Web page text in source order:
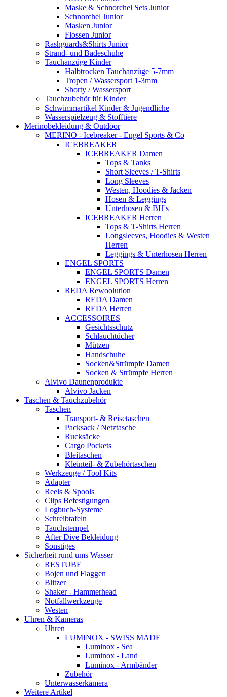
Maske & Schnorchel Sets Junior
Schnorchel Junior
Masken Junior
Flossen Junior
Rashguards&Shirts Junior
Strand- und Badeschuhe
Tauchanzüge Kinder
Halbtrocken Tauchanzüge 5-7mm
Tropen / Wassersport 1-3mm
Shorty / Wassersport
Tauchzubehör für Kinder
Schwimmartikel Kinder & Jugendliche
Wasserspielzeug & Stofftiere
Merinobekleidung & Outdoor
MERINO - Icebreaker - Engel Sports & Co
ICEBREAKER
ICEBREAKER Damen
Tops & Tanks
Short Sleeves / T-Shirts
Long Sleeves
Westen, Hoodies & Jacken
Hosen & Leggings
Unterhosen & BH's
ICEBREAKER Herren
Tops & T-Shirts Herren
Longsleeves, Hoodies & Westen
Herren
Leggings & Unterhosen Herren
ENGEL SPORTS
ENGEL SPORTS Damen
ENGEL SPORTS Herren
REDA Rewoolution
REDA Damen
REDA Herren
ACCESSOIRES
Gesichtsschutz
Schlauchtücher
Mützen
Handschuhe
Socken&Strümpfe Damen
Socken & Strümpfe Herren
Alvivo Daunenprodukte
Alvivo Jacken
Taschen & Tauchzubehör
Taschen
Transport- & Reisetaschen
Packsack / Netztasche
Rucksäcke
Cargo Pockets
Bleitaschen
Kleinteil- & Zubehörtaschen
Werkzeuge / Tool Kits
Adapter
Reels & Spools
Clips Befestigungen
Logbuch-Systeme
Schreibtafeln
Tauchstempel
After Dive Bekleidung
Sonstiges
Sicherheit rund ums Wasser
RESTUBE
Bojen und Flaggen
Blitzer
Shaker - Hammerhead
Notfallwerkzeuge
Westen
Uhren & Kameras
Uhren
LUMINOX - SWISS MADE
Luminox - Sea
Luminox - Land
Luminox - Armbänder
Zubehör
Unterwasserkamera
Weitere Artikel